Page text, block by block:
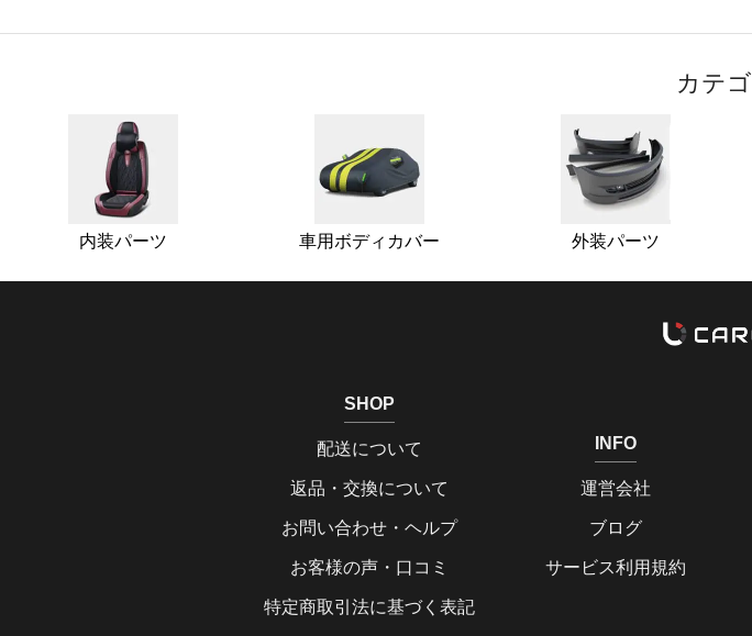
カテ
内装パーツ 車用ボディカバー 外装パーツ
SHOP
配送について
返品・交換について
お問い合わせ・ヘルプ
お客様の声・口コミ
特定商取引法に基づく表記
INFO
運営会社
ブログ
サービス利用規約